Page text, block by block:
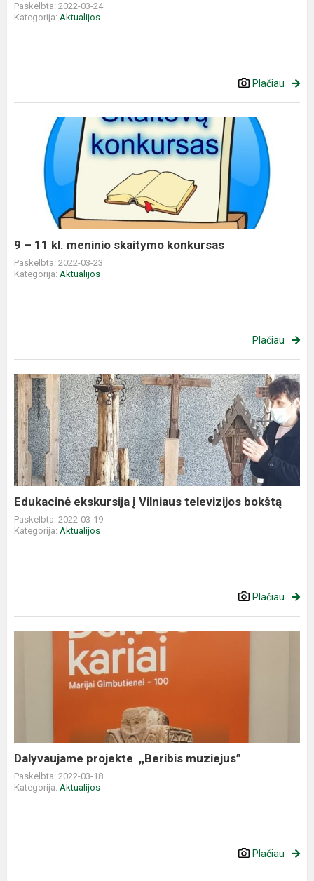
Paskelbta: 2022-03-24
Kategorija: Aktualijos
Plačiau
meninio
skaitymo
konkursas
9 – 11 kl. meninio skaitymo konkursas
Paskelbta: 2022-03-23
Kategorija: Aktualijos
Plačiau
Edukacinė
ekskursija
į
Vilniaus
televizijos
bokštą
Edukacinė ekskursija į Vilniaus televizijos bokštą
Paskelbta: 2022-03-19
Kategorija: Aktualijos
Plačiau
Dalyvaujame
Dalyvaujame projekte ,,Beribis muziejus”
Paskelbta: 2022-03-18
Kategorija: Aktualijos
Plačiau